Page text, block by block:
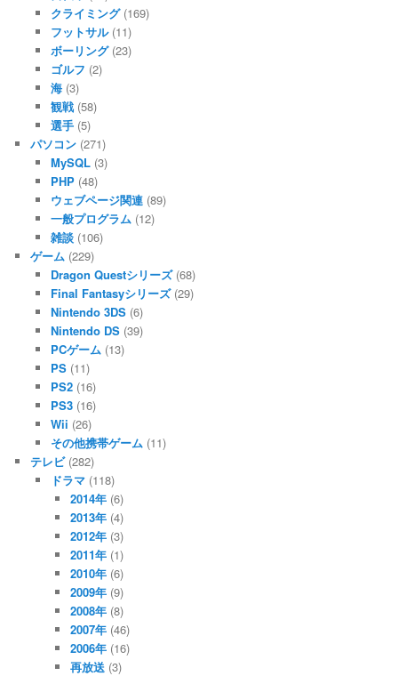
クライミング(169)
フットサル(11)
ボーリング(23)
ゴルフ (2)
海(3)
観戦(58)
選手(5)
パソコン (271)
MySQL(3)
PHP(48)
ウェブページ関連(89)
一般プログラム(12)
雑談(106)
ゲーム (229)
Dragon Questシリーズ(68)
Final Fantasyシリーズ(29)
Nintendo 3DS(6)
Nintendo DS(39)
PCゲーム(13)
PS(11)
PS2(16)
PS3(16)
Wii (26)
その他携帯ゲーム(11)
テレビ(282)
ドラマ(118)
2014年 (6)
2013年 (4)
2012年 (3)
2011年 (1)
2010年 (6)
2009年 (9)
2008年 (8)
2007年 (46)
2006年 (16)
再放送 (3)